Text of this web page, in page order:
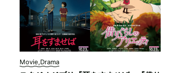
Movie,Drama